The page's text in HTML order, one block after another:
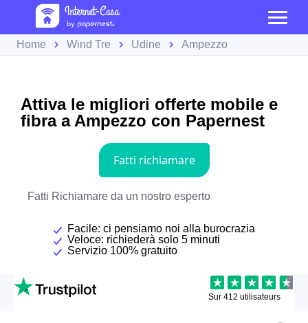
Home Wind Tre Udine Ampezzo